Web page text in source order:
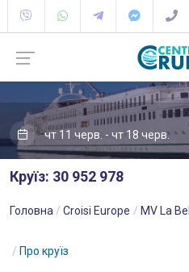
чт 11 черв. - чт 18 черв.
Круїз: 30 952 978
Головна Croisi Europe MV La
Про круїз